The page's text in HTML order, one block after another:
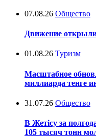
07.08.26 Общество
Движение открыли
01.08.26 Туризм
Масштабное
миллиарда тенге
31.07.26 Общество
В Жетісу за
105 тысяч тонн